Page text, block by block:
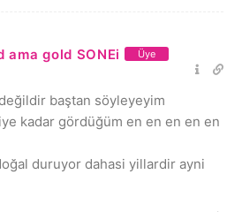
ama gold SONEi Üye
baştan söyleyeyim
kadar gördüğüm en en en en en
duruyor dahasi yillardir ayni